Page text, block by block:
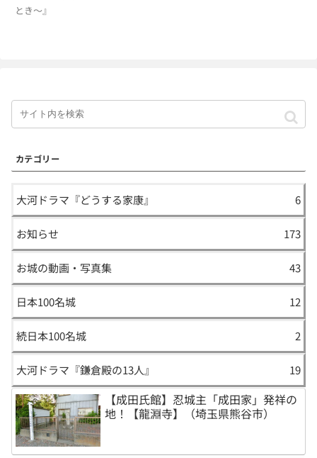
とき〜』
カテゴリー
大河ドラマ『どうする家康』 6
お知らせ 173
お城の動画・写真集 43
日本100名城 12
続日本100名城 2
大河ドラマ『鎌倉殿の13人』 19
【成田氏館】忍城主「成田家」発祥の
地！【龍淵寺】（埼玉県熊谷市）